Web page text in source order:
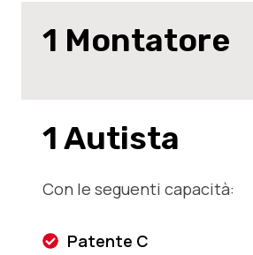
1 Montatore
1 Autista
Con le seguenti capacità:
Patente C